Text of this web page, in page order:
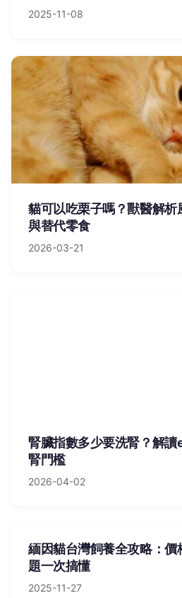
2025-11-08
貓可以吃栗子嗎？獸醫解析
與替代零食
2026-03-21
腎臟指數多少要洗腎？解讀
腎門檻
2026-04-02
緬因貓台灣飼養全攻略：價
題一次搞懂
2025-11-27